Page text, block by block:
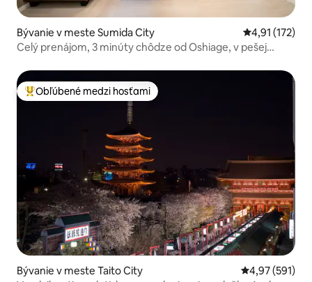
Bývanie v meste Sumida City Priemerné
4,91 (172)
Celý prenájom, 3 minúty chôdze od Oshiage, v pešej
otvorená kuchyňa, pre 9 osôb
Najobľúbenejšie medzi hosťami
Obľúbené medzi hosťami
Bývanie v meste Taito City Priemerné
4,97 (591)